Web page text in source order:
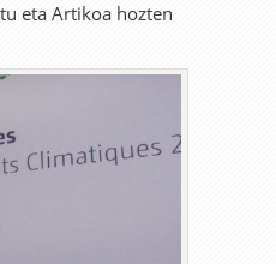
eta Artikoa hozten